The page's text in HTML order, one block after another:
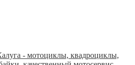
- мотоциклы, квадроциклы,